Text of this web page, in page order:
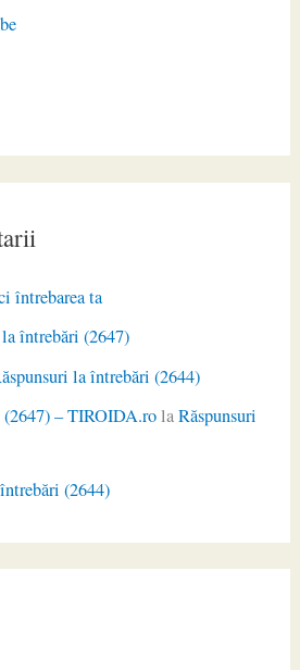
întrebarea ta
întrebări (2647)
la întrebări (2644)
– TIROIDA.rolaRăspunsuri
(2644)